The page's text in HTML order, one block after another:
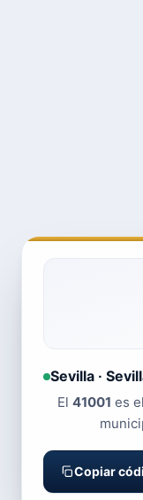
Sevilla ·
El 41001 es
Copiar